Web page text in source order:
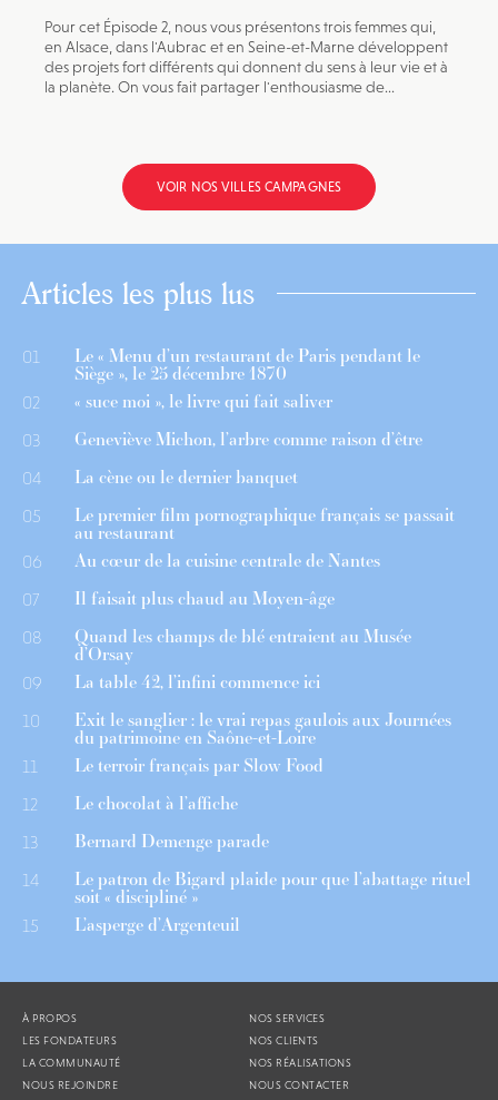
Pour cet Épisode 2, nous vous présentons trois femmes qui,
en Alsace, dans l'Aubrac et en Seine-et-Marne développent
des projets fort différents qui donnent du sens à leur vie et à
la planète. On vous fait partager l'enthousiasme de...
VOIR NOS VILLES CAMPAGNES
Articles les plus lus
01 Le « Menu d’un restaurant de Paris pendant le
Siège », le 25 décembre 1870
02 « suce moi », le livre qui fait saliver
03 Geneviève Michon, l’arbre comme raison d’être
04 La cène ou le dernier banquet
05 Le premier film pornographique français se passait
au restaurant
06 Au cœur de la cuisine centrale de Nantes
07 Il faisait plus chaud au Moyen-âge
08 Quand les champs de blé entraient au Musée
d’Orsay
09 La table 42, l’infini commence ici
10 Exit le sanglier : le vrai repas gaulois aux Journées
du patrimoine en Saône-et-Loire
11 Le terroir français par Slow Food
12 Le chocolat à l’affiche
13 Bernard Demenge parade
14 Le patron de Bigard plaide pour que l’abattage rituel
soit « discipliné »
15 L’asperge d’Argenteuil
À PROPOS
LES FONDATEURS
LA COMMUNAUTÉ
NOUS REJOINDRE
NOS SERVICES
NOS CLIENTS
NOS RÉALISATIONS
NOUS CONTACTER